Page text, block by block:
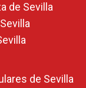
de Sevilla
de Sevilla